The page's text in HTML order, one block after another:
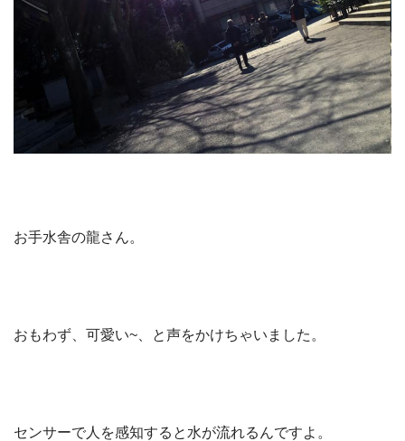
お手水舎の龍さん。
おもわず、可愛い~、と声をかけちゃいました。
センサーで人を感知すると水が流れるんですよ。